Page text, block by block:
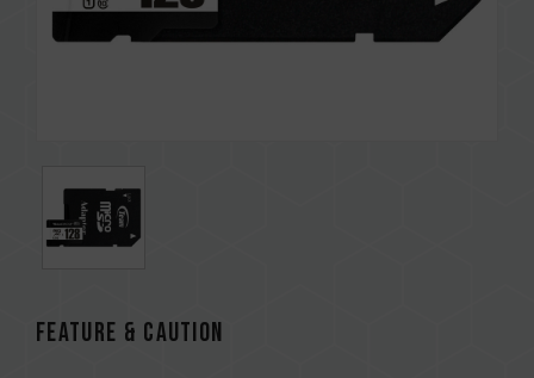
FEATURE & CAUTION